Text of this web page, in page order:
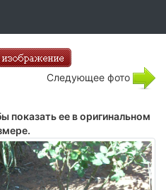
Следующее фото
показать ее в оригинальном